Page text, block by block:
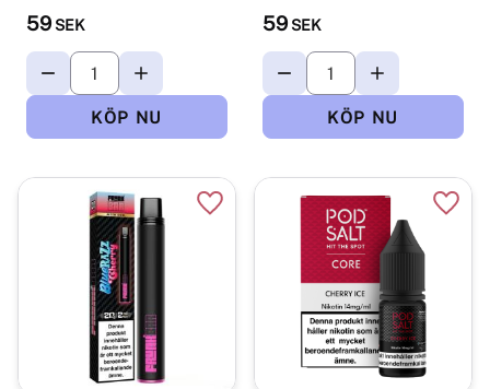
59 SEK 59 SEK
Lägg till i favoriter